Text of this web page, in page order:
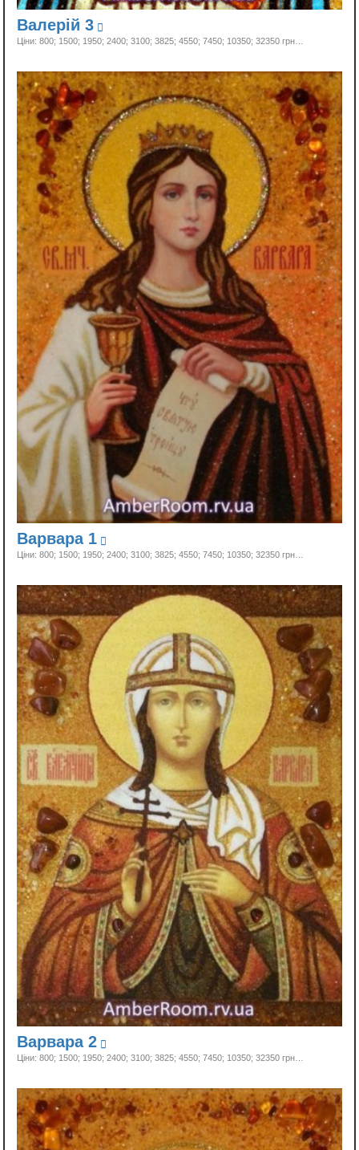
Валерій 3
Ціни: 800; 1500; 1950; 2400; 3100; 3825; 4550; 7450; 10350; 32350 грн…
Варвара 1
Ціни: 800; 1500; 1950; 2400; 3100; 3825; 4550; 7450; 10350; 32350 грн…
Варвара 2
Ціни: 800; 1500; 1950; 2400; 3100; 3825; 4550; 7450; 10350; 32350 грн…